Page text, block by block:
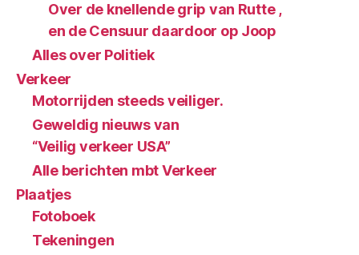
Over de knellende grip van Rutte ,
en de Censuur daardoor op Joop
Alles over Politiek
Verkeer
Motorrijden steeds veiliger.
Geweldig nieuws van
“Veilig verkeer USA”
Alle berichten mbt Verkeer
Plaatjes
Fotoboek
Tekeningen